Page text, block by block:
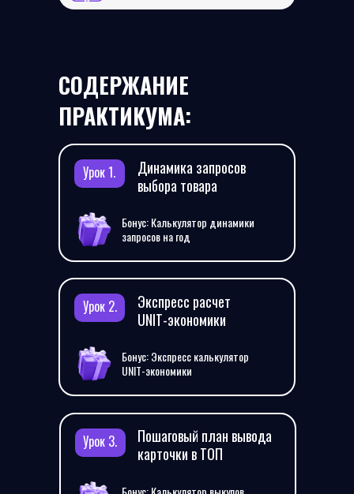
СОДЕРЖАНИЕ
ПРАКТИКУМА:
Динамика запросов
выбора товара
Экспресс расчет
UNIT-экономики
Пошаговый план вывода
карточки в ТОП
Бонус: Калькулятор динамики
запросов на год
Бонус: Экспресс калькулятор
UNIT-экономики
Урок 1.
Урок 2.
Урок 3.